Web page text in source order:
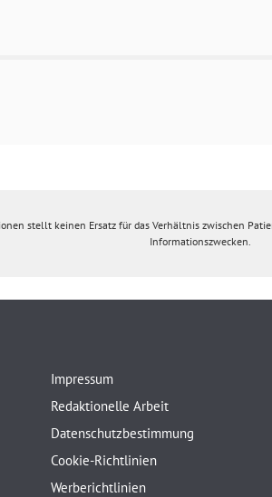
stellt keinen Ersatz für das Verhältnis zwischen
Informationszwecken.
Impressum
Redaktionelle Arbeit
Datenschutzbestimmung
Cookie-Richtlinien
Werberichtlinien